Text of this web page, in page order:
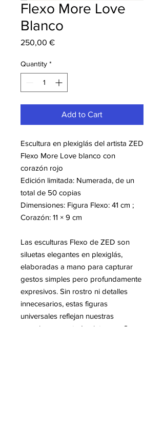
Flexo More Love
Blanco
250,00 €Price
Quantity *
Add to Cart
Escultura en plexiglás del artista ZED
Flexo More Love blanco con
corazón rojo
Edición limitada: Numerada, de un
total de 50 copias
Dimensiones: Figura Flexo: 41 cm ;
Corazón: 11 × 9 cm
Las esculturas Flexo de ZED son
siluetas elegantes en plexiglás,
elaboradas a mano para capturar
gestos simples pero profundamente
expresivos. Sin rostro ni detalles
innecesarios, estas figuras
universales reflejan nuestras
emociones y estados internos. Su